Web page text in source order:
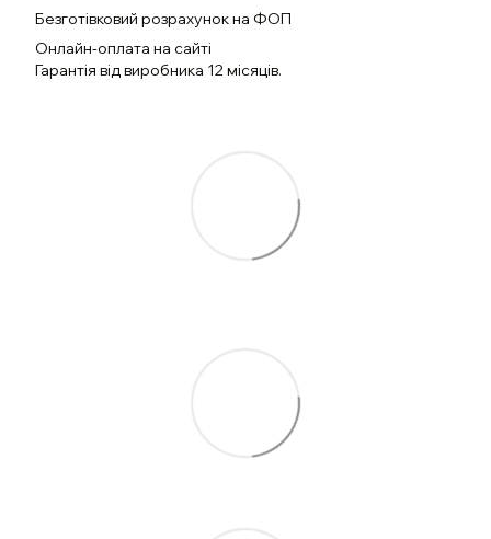
Безготівковий розрахунок на ФОП
Онлайн-оплата на сайті
Гарантія від виробника 12 місяців.